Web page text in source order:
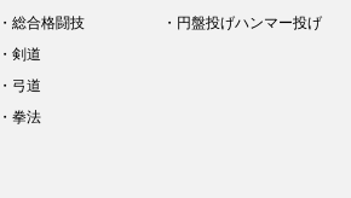
・総合格闘技
・剣道
・弓道
・拳法
・円盤投げハンマー投げ